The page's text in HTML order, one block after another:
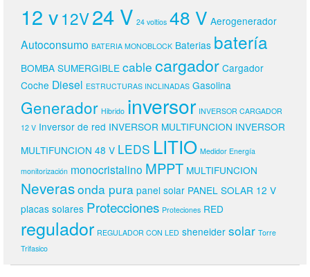
12 v12V24 V 24 voltios 48 V Aerogenerador
Autoconsumo BATERIA MONOBLOCK Baterias batería
BOMBA SUMERGIBLE cable cargador Cargador
Coche Diesel ESTRUCTURAS INCLINADAS Gasolina
Generador Hibrido inversor INVERSOR CARGADOR
12 V Inversor de red INVERSOR MULTIFUNCION INVERSOR
MULTIFUNCION 48 V LEDS LITIO Medidor Energía
monitorización monocristalino MPPT MULTIFUNCION
Neverasonda pura panel solar PANEL SOLAR 12 V
placas solares Protecciones Proteciones RED
regulador REGULADOR CON LED sheneider solar Torre
Trifasico